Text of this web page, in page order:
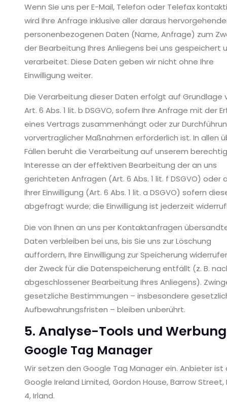
Wenn Sie uns per E-Mail, Telefon oder Telefax
wird Ihre Anfrage inklusive aller daraus
personenbezogenen Daten (Name, Anfrage) zum
der Bearbeitung Ihres Anliegens bei uns gespeichert
verarbeitet. Diese Daten geben wir nicht ohne Ihre
Einwilligung weiter.
Die Verarbeitung dieser Daten erfolgt auf Grundlage
Art. 6 Abs. 1 lit. b DSGVO, sofern Ihre Anfrage mit der
eines Vertrags zusammenhängt oder zur
vorvertraglicher Maßnahmen erforderlich ist. In allen
Fällen beruht die Verarbeitung auf unserem
Interesse an der effektiven Bearbeitung der an uns
gerichteten Anfragen (Art. 6 Abs. 1 lit. f DSGVO) oder
Ihrer Einwilligung (Art. 6 Abs. 1 lit. a DSGVO) sofern
abgefragt wurde; die Einwilligung ist jederzeit
Die von Ihnen an uns per Kontaktanfragen
Daten verbleiben bei uns, bis Sie uns zur Löschung
auffordern, Ihre Einwilligung zur Speicherung
der Zweck für die Datenspeicherung entfällt (z. B.
abgeschlossener Bearbeitung Ihres Anliegens).
gesetzliche Bestimmungen – insbesondere
Aufbewahrungsfristen – bleiben unberührt.
5. Analyse-Tools und Werbung
Google Tag Manager
Wir setzen den Google Tag Manager ein. Anbieter ist
Google Ireland Limited, Gordon House, Barrow Street,
4, Irland.